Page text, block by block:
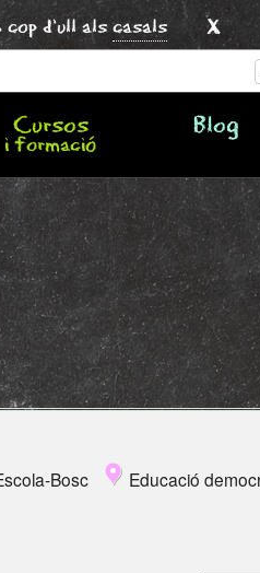
cop d'ull alscasals x
Cursos
i formació
Blog
Bosc Educació